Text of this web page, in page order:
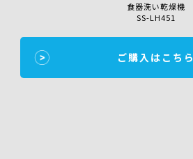
食器洗い乾燥機
SS-LH451
ご購入はこちら